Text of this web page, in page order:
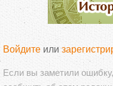
Войдите или
Если вы заметили